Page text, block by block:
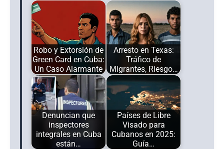
Robo y Extorsión de
Green Card en Cuba:
Un Caso Alarmante
Arresto en Texas:
Tráfico de
Migrantes, Riesgo…
Denuncian que
inspectores
integrales en Cuba
están…
Países de Libre
Visado para
Cubanos en 2025:
Guía…